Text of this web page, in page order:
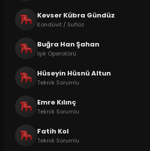
Kevser Kübra Gündüz
Kondüvit / Suflöz
Buğra Han Şahan
Işık Operatörü
Hüseyin Hüsnü Altun
Teknik Sorumlu
Emre Kılınç
Teknik Sorumlu
Fatih Kol
Teknik Sorumlu